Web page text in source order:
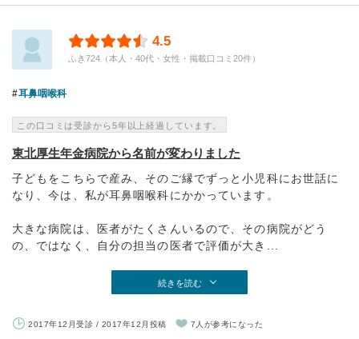
4.5
ふき724（本人・40代・女性・掲載口コミ20件）
耳鼻咽喉科
この口コミは受診から5年以上経過しています。
東北厚生年金病院から名前が変わりました
子どもをこちらで産み、そのご縁でずっと小児科にお世話に
なり、今は、私が耳鼻咽喉科にかかっています。
大きな病院は、医者がたくさんいるので、その病院がどう
の、ではなく、自分の担当の医者で評価が大き...
続きを読む
2017年12月受診 / 2017年12月投稿 7人が参考になった